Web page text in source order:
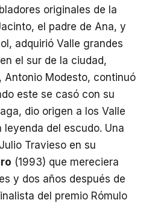
originales de la
el padre de Ana, y
adquirió Valle grandes
el sur de la ciudad,
Antonio Modesto, continuó
este se casó con su
dio origen a los Valle
leyenda del escudo. Una
Travieso en su
(1993) que mereciera
y dos años después de
del premio Rómulo